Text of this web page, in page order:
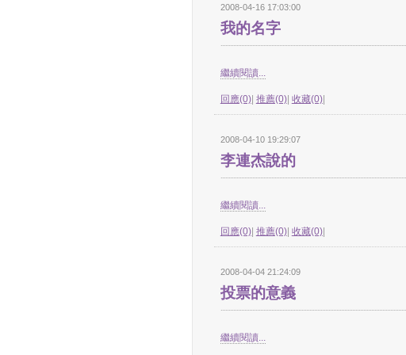
2008-04-16 17:03:00
我的名字
繼續閱讀...
回應(0)| 推薦(0)| 收藏(0)|
2008-04-10 19:29:07
李連杰說的
繼續閱讀...
回應(0)| 推薦(0)| 收藏(0)|
2008-04-04 21:24:09
投票的意義
繼續閱讀...